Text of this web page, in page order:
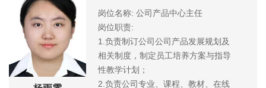
岗位名称: 公司产品中心主任
岗位职责:
1.负责制订公司公司产品发展规划及
相关制度，制定员工培养方案与指导
性教学计划；
2.负责公司专业、课程、教材、在线